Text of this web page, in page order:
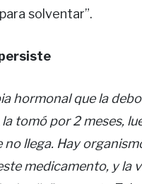
solventar”.
hormonal que la
tomó por 2 meses,
llega. Hay
medicamento, y la